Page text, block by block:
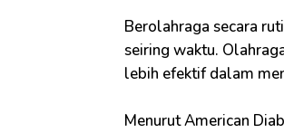
Berolahraga secara
seiring waktu.
lebih efektif dalam
Menurut American